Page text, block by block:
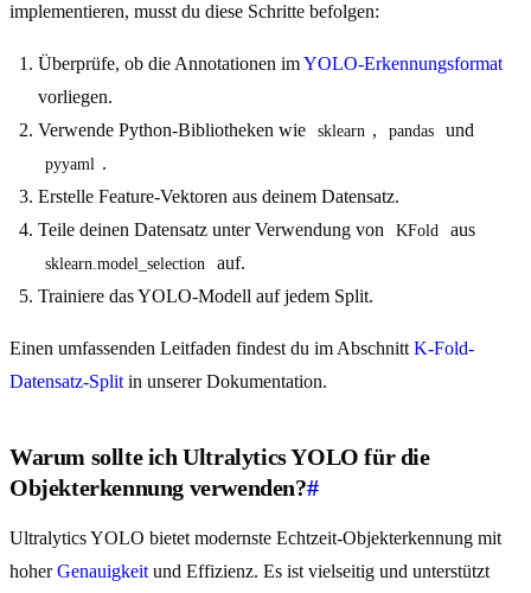
implementieren, musst du diese Schritte befolgen:
Überprüfe, ob die Annotationen imYOLO-Erkennungsformat
vorliegen.
Verwende Python-Bibliotheken wie
sklearn , pandas und
pyyaml .
Erstelle Feature-Vektoren aus deinem Datensatz.
Teile deinen Datensatz unter Verwendung von
KFold aus
sklearn.model_selection
auf.
Trainiere das YOLO-Modell auf jedem Split.
Einen umfassenden Leitfaden findest du im Abschnitt K-Fold-
Datensatz-Split in unserer Dokumentation.
Warum sollte ich Ultralytics YOLO für die
Objekterkennung verwenden?#
Ultralytics YOLO bietet modernste Echtzeit-Objekterkennung mit
hoherGenauigkeit und Effizienz. Es ist vielseitig und unterstützt